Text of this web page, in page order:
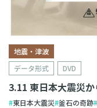
地震・津波
データ形式
DVD
3.11 東日本大震災
東日本大震災 釜石の奇跡